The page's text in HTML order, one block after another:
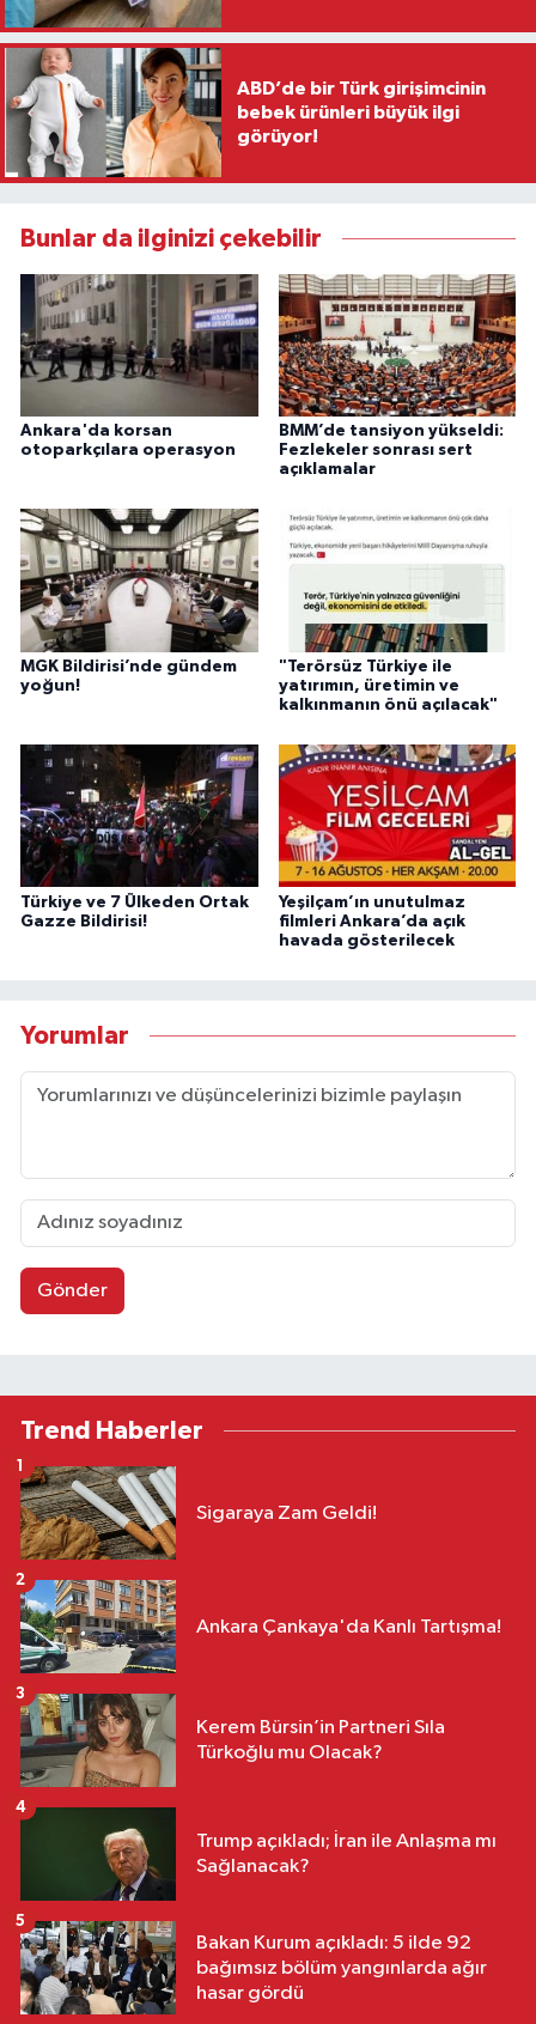
ABD’de bir Türk girişimcinin
bebek ürünleri büyük ilgi
görüyor!
Bunlar da ilginizi çekebilir
Ankara'da korsan
otoparkçılara operasyon
BMM’de tansiyon yükseldi:
Fezlekeler sonrası sert
açıklamalar
MGK Bildirisi’nde gündem
yoğun!
"Terörsüz Türkiye ile
yatırımın, üretimin ve
kalkınmanın önü açılacak"
Türkiye ve 7 Ülkeden Ortak
Gazze Bildirisi!
Yeşilçam’ın unutulmaz
filmleri Ankara’da açık
havada gösterilecek
Yorumlar
Gönder
Trend Haberler
Sigaraya Zam Geldi!
1
Ankara Çankaya'da Kanlı Tartışma!
2
Kerem Bürsin’in Partneri Sıla
Türkoğlu mu Olacak?
3
Trump açıkladı; İran ile Anlaşma mı
Sağlanacak?
4
Bakan Kurum açıkladı: 5 ilde 92
bağımsız bölüm yangınlarda ağır
hasar gördü
5